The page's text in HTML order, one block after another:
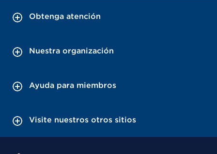
Obtenga atención
Nuestra organización
Ayuda para miembros
Visite nuestros otros sitios